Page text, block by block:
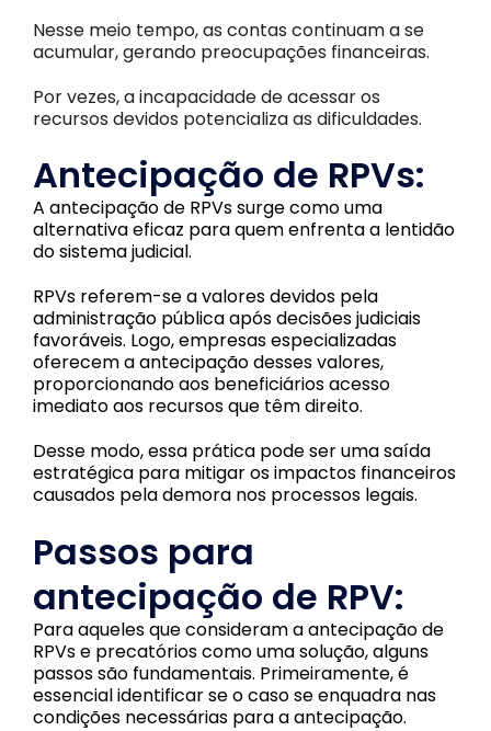
Nesse meio tempo, as contas continuam a se
acumular, gerando preocupações financeiras.
Por vezes, a incapacidade de acessar os
recursos devidos potencializa as dificuldades.
Antecipação de RPVs:
A antecipação de RPVs surge como uma
alternativa eficaz para quem enfrenta a lentidão
do sistema judicial.
RPVs referem-se a valores devidos pela
administração pública após decisões judiciais
favoráveis. Logo, empresas especializadas
oferecem a antecipação desses valores,
proporcionando aos beneficiários acesso
imediato aos recursos que têm direito.
Desse modo, essa prática pode ser uma saída
estratégica para mitigar os impactos financeiros
causados pela demora nos processos legais.
Passos para
antecipação de RPV:
Para aqueles que consideram a antecipação de
RPVs e precatórios como uma solução, alguns
passos são fundamentais. Primeiramente, é
essencial identificar se o caso se enquadra nas
condições necessárias para a antecipação.